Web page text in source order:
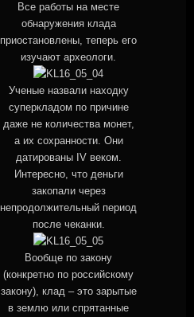
Все работы на месте
обнаружения клада
приостановлены, теперь его
изучают археологи.
Ученые назвали находку
суперкладом по причине
даже не количества монет,
а их сохранности. Они
датированы IV веком.
Интересно, что деньги
закопали через
непродолжительный период
после чеканки.
Вообще по закону
(конкретно по российскому
закону), клад – это зарытые
в землю или спрятанные